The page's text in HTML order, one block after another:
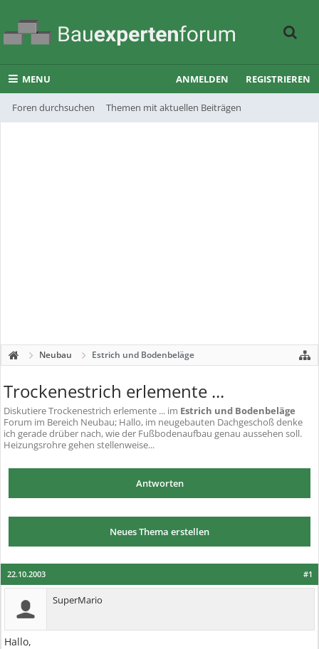
MENU
Foren durchsuchen Themen mit aktuellen Beiträgen
ANMELDEN REGISTRIEREN
Neubau Estrich und Bodenbeläge
Trockenestrich erlemente ...
DiskutiereTrockenestrich erlemente ... im Estrich und Bodenbeläge
Forum im Bereich Neubau; Hallo, im neugebauten Dachgeschoß denke
ich gerade drüber nach, wie der Fußbodenaufbau genau aussehen soll.
Heizungsrohre gehen stellenweise...
Antworten
Neues Thema erstellen
#1
22.10.2003
SuperMario
Hallo,